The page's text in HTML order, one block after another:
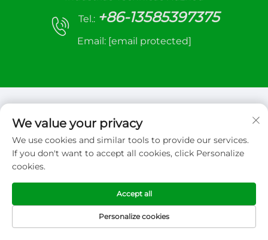
Tel.: +86-13585397375
Email: [email protected]
Copyright © 2026 Xuzhou sanhe automatic
control equipment Co.,LTD. Omnia iura reservata
PAGINA PRIMA PRODUCTA E-MAIL TEL
We value your privacy
We use cookies and similar tools to provide our services.
If you don't want to accept all cookies, click Personalize
cookies.
Personalize cookies
Accept all